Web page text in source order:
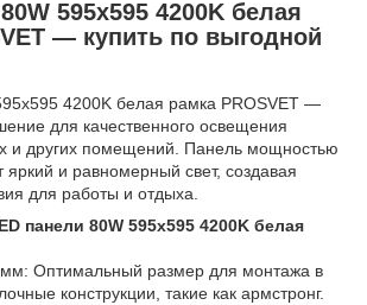
595x595 4200K белая
— купить по выгодной
4200K белая рамка PROSVET —
для качественного освещения
и других помещений. Панель мощностью
яркий и равномерный свет, создавая
для работы и отдыха.
панели 80W 595x595 4200K белая
Оптимальный размер для монтажа в
конструкции, такие как армстронг.